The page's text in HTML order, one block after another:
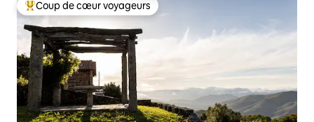
Coup de cœur voyageurs parmi les plus aimés
Coup de cœur voyageurs